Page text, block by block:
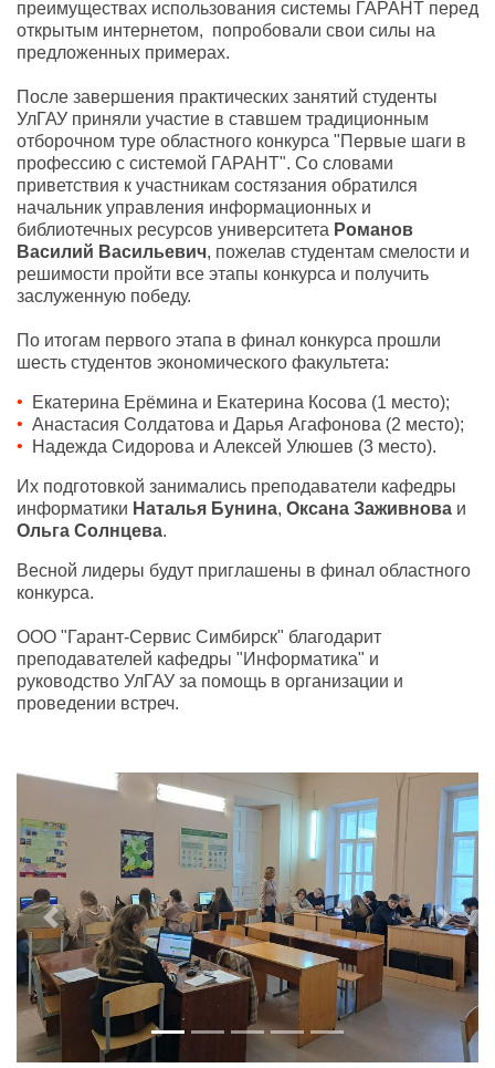
преимуществах использования системы ГАРАНТ перед
открытым интернетом, попробовали свои силы на
предложенных примерах.
После завершения практических занятий студенты
УлГАУ приняли участие в ставшем традиционным
отборочном туре областного конкурса "Первые шаги в
профессию с системой ГАРАНТ". Со словами
приветствия к участникам состязания обратился
начальник управления информационных и
библиотечных ресурсов университета Романов
Василий Васильевич, пожелав студентам смелости и
решимости пройти все этапы конкурса и получить
заслуженную победу.
По итогам первого этапа в финал конкурса прошли
шесть студентов экономического факультета:
Екатерина Ерёмина и Екатерина Косова (1 место);
Анастасия Солдатова и Дарья Агафонова (2 место);
Надежда Сидорова и Алексей Улюшев (3 место).
Их подготовкой занимались преподаватели кафедры
информатики Наталья Бунина, Оксана Заживнова и
Ольга Солнцева.
Весной лидеры будут приглашены в финал областного
конкурса.
ООО "Гарант-Сервис Симбирск" благодарит
преподавателей кафедры "Информатика" и
руководство УлГАУ за помощь в организации и
проведении встреч.
Previous Next